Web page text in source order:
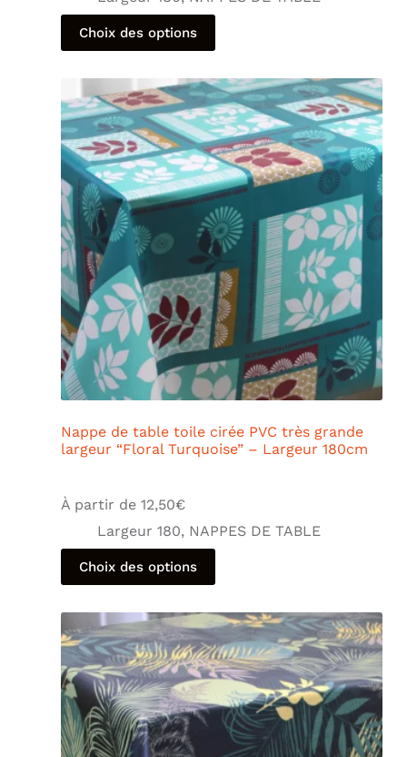
Choix des options
Nappe de table toile cirée PVC très grande
largeur “Floral Turquoise” – Largeur 180cm
À partir de 12,50€
Largeur 180, NAPPES DE TABLE
Choix des options